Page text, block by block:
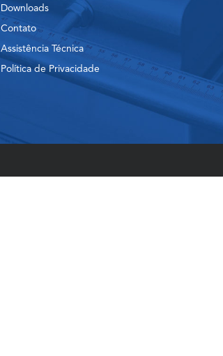
Downloads
Contato
Assistência Técnica
Política de Privacidade